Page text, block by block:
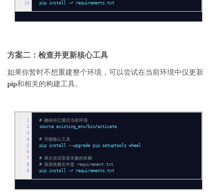
13
pip install - r requirements .txt
方案二：检查并更新核心工具
如果你暂时不想重建整个环境，可以尝试在当前环境中仅更新
pip和相关的构建工具。
1
2
3
4
5
6
7
8
9
# 确保你已激活当前环境
source existing_env/bin/activate
# 升级核心工具
pip install --upgrade pip setuptools wheel
# 再次尝试安装失败的依赖
# 假设依赖文件是 requirement.txt
pip install - r requirements .txt